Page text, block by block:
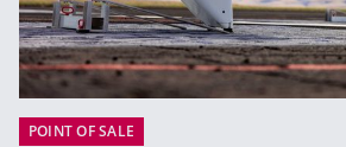
POINT OF SALE